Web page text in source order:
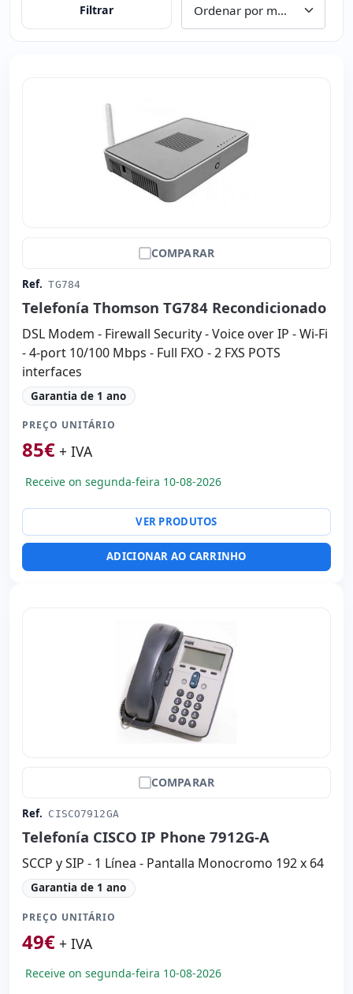
Filtrar
COMPARAR
Ref. TG784
Telefonía Thomson TG784 Recondicionado
DSL Modem - Firewall Security - Voice over IP - Wi-Fi
- 4-port 10/100 Mbps - Full FXO - 2 FXS POTS
interfaces
Garantia de 1 ano
PREÇO UNITÁRIO
85€ + IVA
Receive on segunda-feira 10-08-2026
VER PRODUTOS
ADICIONAR AO CARRINHO
COMPARAR
Ref. CISCO7912GA
Telefonía CISCO IP Phone 7912G-A
SCCP y SIP - 1 Línea - Pantalla Monocromo 192 x 64
Garantia de 1 ano
PREÇO UNITÁRIO
49€ + IVA
Receive on segunda-feira 10-08-2026